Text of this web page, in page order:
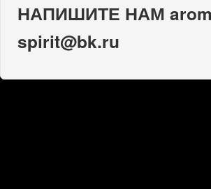
НАПИШИТЕ НАМ
spirit@bk.ru